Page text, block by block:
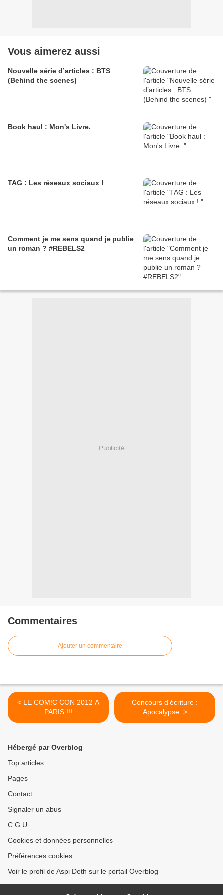
Vous aimerez aussi
Nouvelle série d’articles : BTS
(Behind the scenes)
Book haul : Mon's Livre.
TAG : Les réseaux sociaux !
Comment je me sens quand je publie
un roman ? #REBELS2
Publicité
Commentaires
Ajouter un commentaire
< LE COM!C CON 2012 A
PARIS !!!
Concours d'écriture :
Apocalypse. >
Hébergé par Overblog
Top articles
Pages
Contact
Signaler un abus
C.G.U.
Cookies et données personnelles
Préférences cookies
Voir le profil de Aspi Deth sur le portail Overblog